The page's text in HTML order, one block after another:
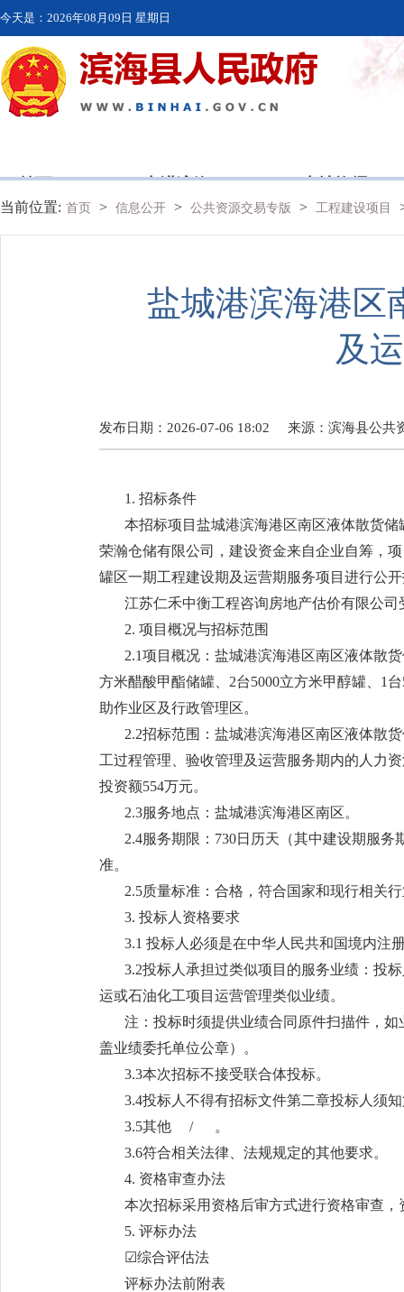
今天是： 2026年08月09日 星期日
首页 走进滨海 本地资讯
当前位置: 首页 > 信息公开 > 公共资源交易专版 > 工程建设项目
盐城港滨海港区
及
发布日期：2026-07-06 18:02 来源： 滨海县公共
1. 招标条件
本招标项目盐城港滨海港区南区液体散货
荣瀚仓储有限公司，建设资金来自企业自筹，
罐区一期工程建设期及运营期服务项目进行公
江苏仁禾中衡工程咨询房地产估价有限公
2. 项目概况与招标范围
2.1项目概况：盐城港滨海港区南区液体散
方米醋酸甲酯储罐、2台5000立方米甲醇罐、1
助作业区及行政管理区。
2.2招标范围：盐城港滨海港区南区液体散
工过程管理、验收管理及运营服务期内的人力
投资额554万元。
2.3服务地点：盐城港滨海港区南区。
2.4服务期限：730日历天（其中建设期服
准。
2.5质量标准：合格，符合国家和现行相关
3. 投标人资格要求
3.1 投标人必须是在中华人民共和国境内注
3.2投标人承担过类似项目的服务业绩：投
运或石油化工项目运营管理类似业绩。
注：投标时须提供业绩合同原件扫描件，
盖业绩委托单位公章）。
3.3本次招标不接受联合体投标。
3.4投标人不得有招标文件第二章投标人须
3.5其他 / 。
3.6符合相关法律、法规规定的其他要求。
4. 资格审查办法
本次招标采用资格后审方式进行资格审查
5. 评标办法
☑综合评估法
评标办法前附表